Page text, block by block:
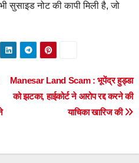
सुसाइड नोट की कापी मिली है, जो
Manesar Land Scam : भूपेंद्र हुड्डा
को झटका, हाईकोर्ट ने आरोप रद्द करने की
याचिका खारिज की